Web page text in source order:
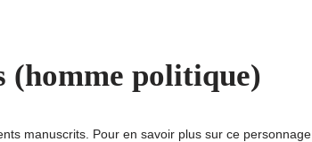
(homme politique)
manuscrits. Pour en savoir plus sur ce personnage,